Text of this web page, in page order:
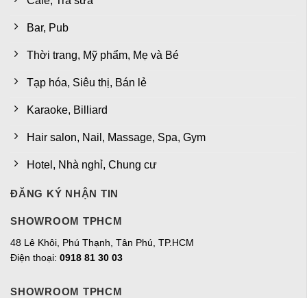
Bar, Pub
Thời trang, Mỹ phẩm, Mẹ và Bé
Tạp hóa, Siêu thị, Bán lẻ
Karaoke, Billiard
Hair salon, Nail, Massage, Spa, Gym
Hotel, Nhà nghỉ, Chung cư
ĐĂNG KÝ NHẬN TIN
SHOWROOM TPHCM
48 Lê Khôi, Phú Thạnh, Tân Phú, TP.HCM
Điện thoại: 0918 81 30 03
SHOWROOM TPHCM